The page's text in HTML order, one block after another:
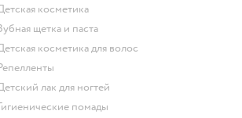
детская косметика
зубная щетка и паста
детская косметика для волос
репелленты
детский лак для ногтей
гигиенические помады